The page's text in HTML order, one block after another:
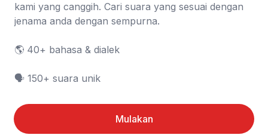
kami yang canggih. Cari suara yang sesuai dengan
jenama anda dengan sempurna.
🌎 40+ bahasa & dialek
🗣️ 150+ suara unik
Mulakan